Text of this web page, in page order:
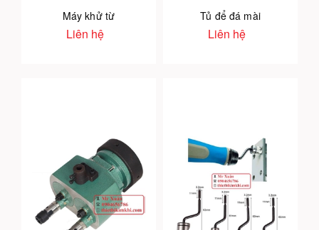
Máy khử từ
Liên hệ
Tủ để đá mài
Liên hệ